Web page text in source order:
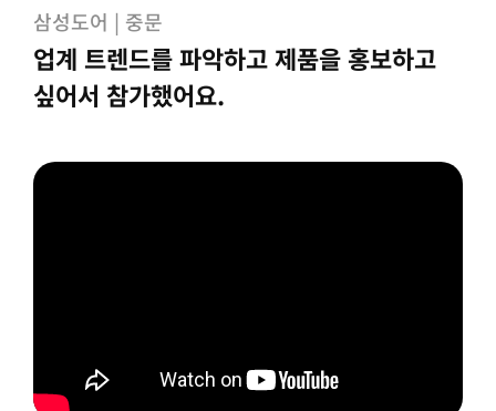
삼성도어 | 중문
업계 트렌드를 파악하고 제품을 홍보하고
싶어서 참가했어요.